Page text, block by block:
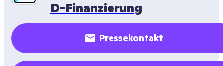
D-Finanzierung
Pressekontakt